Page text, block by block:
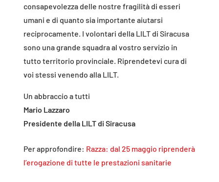
consapevolezza delle nostre fragilità di esseri
umani e di quanto sia importante aiutarsi
reciprocamente. I volontari della LILT di Siracusa
sono una grande squadra al vostro servizio in
tutto territorio provinciale. Riprendetevi cura di
voi stessi venendo alla LILT.
Un abbraccio a tutti
Mario Lazzaro
Presidente della LILT di Siracusa
Per approfondire: Razza: dal 25 maggio riprenderà
l’erogazione di tutte le prestazioni sanitarie